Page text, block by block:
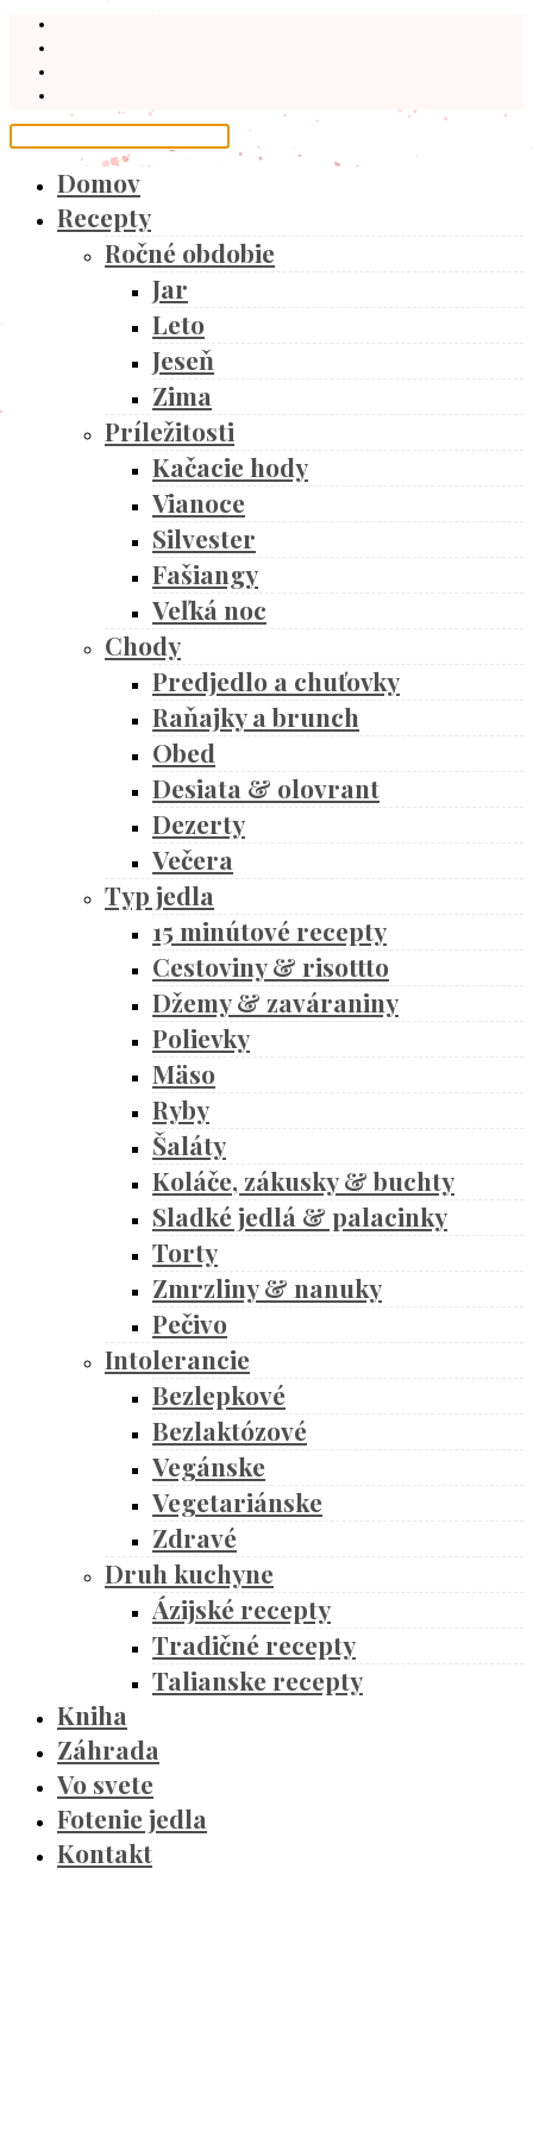
Domov
Recepty
Ročné obdobie
Jar
Leto
Jeseň
Zima
Príležitosti
Kačacie hody
Vianoce
Silvester
Fašiangy
Veľká noc
Chody
Predjedlo a chuťovky
Raňajky a brunch
Obed
Desiata & olovrant
Dezerty
Večera
Typ jedla
15 minútové recepty
Cestoviny & risottto
Džemy & zaváraniny
Polievky
Mäso
Ryby
Šaláty
Koláče, zákusky & buchty
Sladké jedlá & palacinky
Torty
Zmrzliny & nanuky
Pečivo
Intolerancie
Bezlepkové
Bezlaktózové
Vegánske
Vegetariánske
Zdravé
Druh kuchyne
Ázijské recepty
Tradičné recepty
Talianske recepty
Kniha
Záhrada
Vo svete
Fotenie jedla
Kontakt